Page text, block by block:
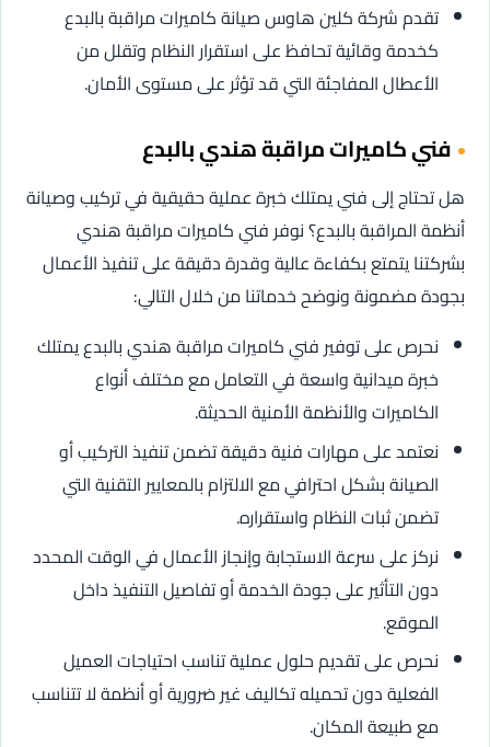
تقدم شركة كلين هاوس صيانة كاميرات مراقبة بالبدع
كخدمة وقائية تحافظ على استقرار النظام وتقلل من
الأعطال المفاجئة التي قد تؤثر على مستوى الأمان.
فني كاميرات مراقبة هندي بالبدع
هل تحتاج إلى فني يمتلك خبرة عملية حقيقية في تركيب وصيانة
أنظمة المراقبة بالبدع؟ نوفر فني كاميرات مراقبة هندي
بشركتنا يتمتع بكفاءة عالية وقدرة دقيقة على تنفيذ الأعمال
بجودة مضمونة ونوضح خدماتنا من خلال التالي:
نحرص على توفير فني كاميرات مراقبة هندي بالبدع يمتلك
خبرة ميدانية واسعة في التعامل مع مختلف أنواع
الكاميرات والأنظمة الأمنية الحديثة.
نعتمد على مهارات فنية دقيقة تضمن تنفيذ التركيب أو
الصيانة بشكل احترافي مع الالتزام بالمعايير التقنية التي
تضمن ثبات النظام واستقراره.
نركز على سرعة الاستجابة وإنجاز الأعمال في الوقت المحدد
دون التأثير على جودة الخدمة أو تفاصيل التنفيذ داخل
الموقع.
نحرص على تقديم حلول عملية تناسب احتياجات العميل
الفعلية دون تحميله تكاليف غير ضرورية أو أنظمة لا تتناسب
مع طبيعة المكان.